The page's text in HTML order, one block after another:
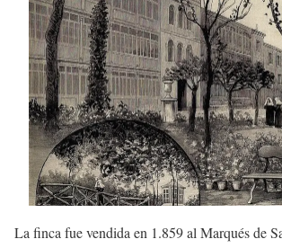
La finca fue vendida en 1.859 al Marqués de